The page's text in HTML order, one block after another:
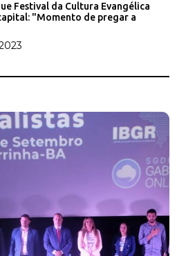
Festival da Cultura Evangélica
"Momento de pregar a